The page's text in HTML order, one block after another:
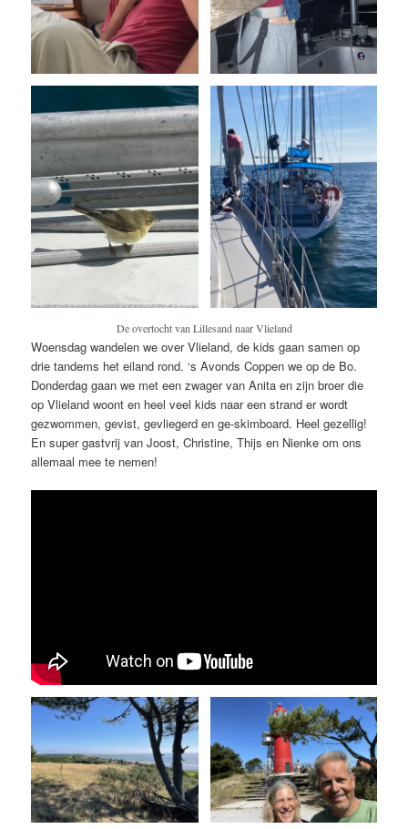
De overtocht van Lillesand naar Vlieland
Woensdag wandelen we over Vlieland, de kids gaan samen op
drie tandems het eiland rond. ‘s Avonds Coppen we op de Bo.
Donderdag gaan we met een zwager van Anita en zijn broer die
op Vlieland woont en heel veel kids naar een strand er wordt
gezwommen, gevist, gevliegerd en ge-skimboard. Heel gezellig!
En super gastvrij van Joost, Christine, Thijs en Nienke om ons
allemaal mee te nemen!